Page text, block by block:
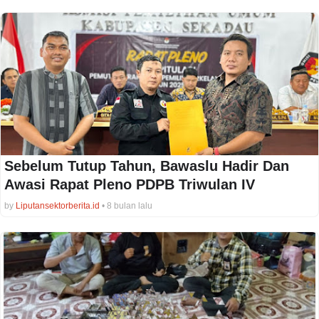
Sebelum Tutup Tahun, Bawaslu Hadir Dan
Awasi Rapat Pleno PDPB Triwulan IV
by Liputansektorberita.id • 8 bulan lalu